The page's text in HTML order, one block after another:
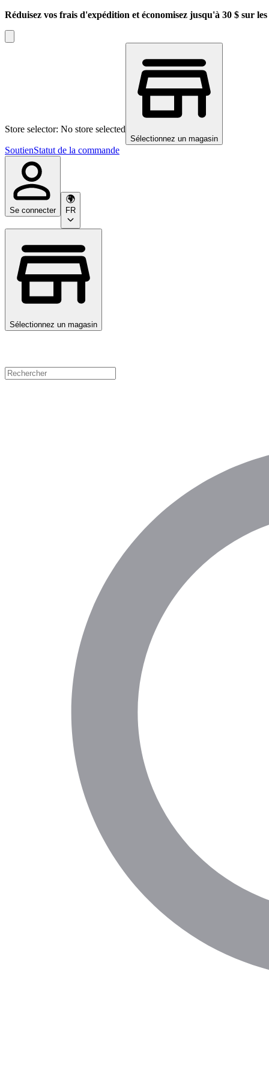
Réduisez vos frais d'expédition et économisez jusqu'à 30 $ sur
Store selector: No store selected
Sélectionnez un magasin
SoutienStatut de la commande
Se connecter FR
Sélectionnez un magasin